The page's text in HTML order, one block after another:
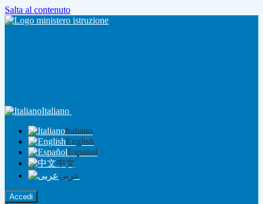
Salta al contenuto
Italiano
Italiano
English
Español
中文
عربى
Accedi